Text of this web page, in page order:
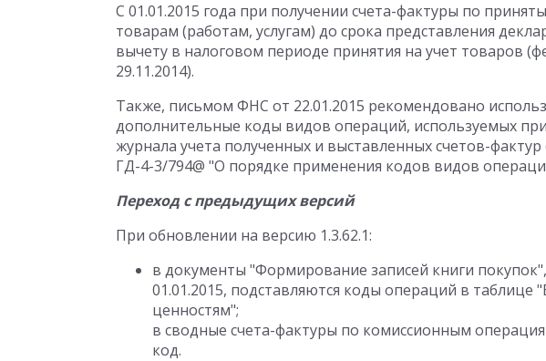
С 01.01.2015 года при получении счета-фактуры по
товарам (работам, услугам) до срока представления
вычету в налоговом периоде принятия на учет товаров
29.11.2014).
Также, письмом ФНС от 22.01.2015 рекомендовано
дополнительные коды видов операций, используемых
журнала учета полученных и выставленных счетов-
ГД-4-3/794@ "О порядке применения кодов видов
Переход с предыдущих версий
При обновлении на версию 1.3.62.1:
в документы "Формирование записей книги
01.01.2015, подставляются коды операций в
ценностям";
в сводные счета-фактуры по комиссионным
код.